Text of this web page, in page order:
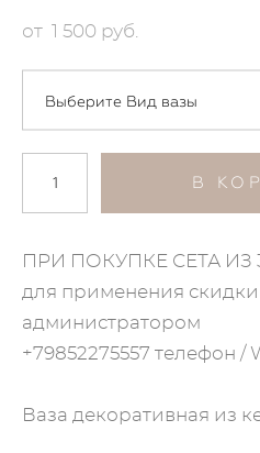
от 1 500 pуб.
Выберите Вид вазы
В
ПРИ ПОКУПКЕ СЕТА ИЗ
для применения
администратором
​+79852275557 телефон /
Ваза декоративная из